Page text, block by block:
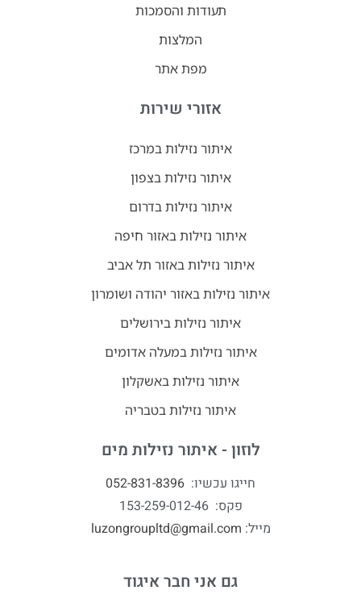
תעודות והסמכות
המלצות
מפת אתר
אזורי שירות
איתור נזילות במרכז
איתור נזילות בצפון
איתור נזילות בדרום
איתור נזילות באזור חיפה
איתור נזילות באזור תל אביב
איתור נזילות באזור יהודה ושומרון
איתור נזילות בירושלים
איתור נזילות במעלה אדומים
איתור נזילות באשקלון
איתור נזילות בטבריה
לוזון - איתור נזילות מים
חייגו עכשיו: 052-831-8396
פקס: 153-259-012-46
מייל: luzongroupltd@gmail.com
גם אני חבר איגוד